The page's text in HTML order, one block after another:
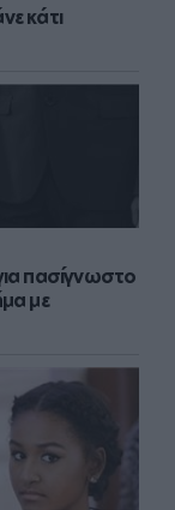
κάτι
πασίγνωστο
με